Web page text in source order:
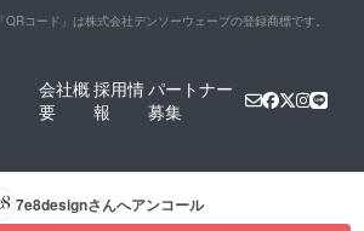
「QRコード」は株式会社デンソーウェーブの登録商標です。
会社概
要
採用情
報
パートナー
募集
7e8designさんへアンコール